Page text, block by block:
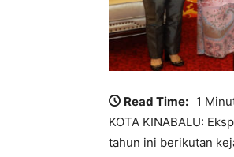
Read Time: 1
KOTA KINABALU:
tahun ini berikutan